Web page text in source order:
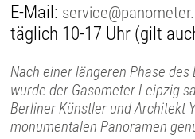
E-Mail:
täglich 10-17 Uhr (gilt
Nach einer längeren Phase
wurde der Gasometer Leipzig
Berliner Künstler und Architekt
monumentalen Panoramen